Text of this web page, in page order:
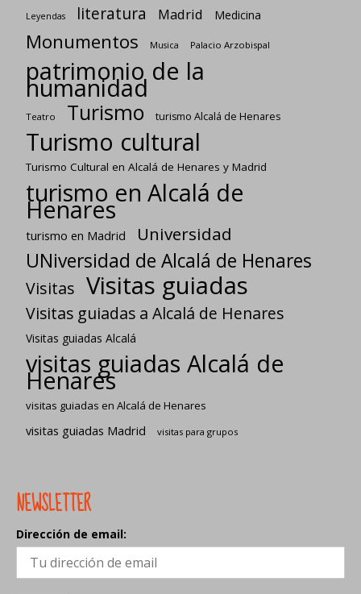
Leyendas literatura Madrid Medicina
Monumentos Musica Palacio Arzobispal
patrimonio de la
humanidad
Teatro Turismo turismo Alcalá de Henares
Turismo cultural
Turismo Cultural en Alcalá de Henares y Madrid
turismo en Alcalá de
Henares
turismo en Madrid Universidad
UNiversidad de Alcalá de Henares
Visitas Visitas guiadas
Visitas guiadas a Alcalá de Henares
Visitas guiadas Alcalá
visitas guiadas Alcalá de
Henares
visitas guiadas en Alcalá de Henares
visitas guiadas Madrid visitas para grupos
NEWSLETTER
Dirección de email: